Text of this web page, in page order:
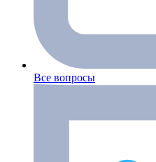
Все вопросы